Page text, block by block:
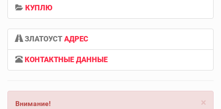
КУПЛЮ
ЗЛАТОУСТАДРЕС
КОНТАКТНЫЕ ДАННЫЕ
×
Внимание!